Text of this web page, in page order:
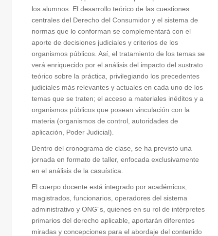
los alumnos. El desarrollo teórico de las cuestiones
centrales del Derecho del Consumidor y el sistema de
normas que lo conforman se complementará con el
aporte de decisiones judiciales y criterios de los
organismos públicos. Así, el tratamiento de los temas se
verá enriquecido por el análisis del impacto del sustrato
teórico sobre la práctica, privilegiando los precedentes
judiciales más relevantes y actuales en cada uno de los
temas que se traten; el acceso a materiales inéditos y a
organismos públicos que posean vinculación con la
materia (organismos de control, autoridades de
aplicación, Poder Judicial).
Dentro del cronograma de clase, se ha previsto una
jornada en formato de taller, enfocada exclusivamente
en el análisis de la casuística.
El cuerpo docente está integrado por académicos,
magistrados, funcionarios, operadores del sistema
administrativo y ONG´s, quienes en su rol de intérpretes
primarios del derecho aplicable, aportarán diferentes
miradas y concepciones para el abordaje del contenido